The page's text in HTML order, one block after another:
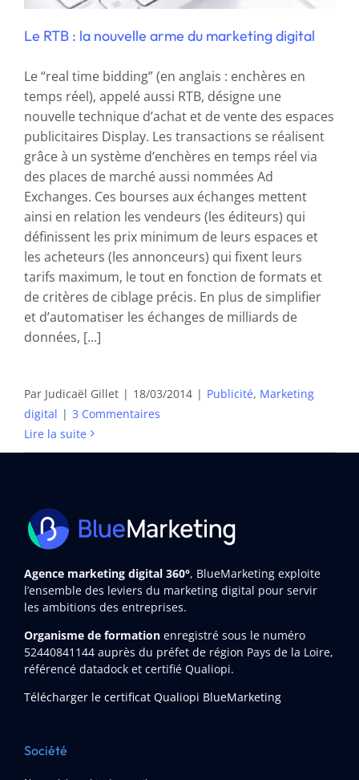
Le RTB : la nouvelle arme du marketing digital
Le “real time bidding” (en anglais : enchères en
temps réel), appelé aussi RTB, désigne une
nouvelle technique d’achat et de vente des espaces
publicitaires Display. Les transactions se réalisent
grâce à un système d’enchères en temps réel via
des places de marché aussi nommées Ad
Exchanges. Ces bourses aux échanges mettent
ainsi en relation les vendeurs (les éditeurs) qui
définissent les prix minimum de leurs espaces et
les acheteurs (les annonceurs) qui fixent leurs
tarifs maximum, le tout en fonction de formats et
de critères de ciblage précis. En plus de simplifier
et d’automatiser les échanges de milliards de
données, [...]
Par Judicaël Gillet | 18/03/2014 | Publicité, Marketing
digital | 3 Commentaires
Lire la suite
Agence marketing digital 360°, BlueMarketing exploite
l’ensemble des leviers du marketing digital pour servir
les ambitions des entreprises.
Organisme de formation enregistré sous le numéro
52440841144auprès du préfet de région Pays de la Loire,
référencé datadock et certifié Qualiopi.
Télécharger le certificat Qualiopi BlueMarketing
Société